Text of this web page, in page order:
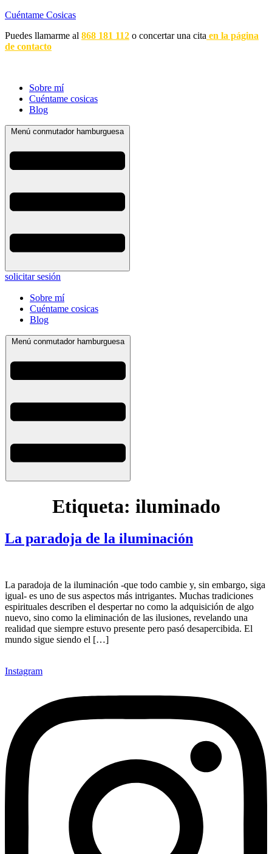
Cuéntame Cosicas
Puedes llamarme al 868 181 112 o concertar una cita en la página
de contacto
Sobre mí
Cuéntame cosicas
Blog
Menú conmutador hamburguesa
solicitar sesión
Sobre mí
Cuéntame cosicas
Blog
Menú conmutador hamburguesa
Etiqueta: iluminado
La paradoja de la iluminación
La paradoja de la iluminación -que todo cambie y, sin embargo, siga
igual- es uno de sus aspectos más intrigantes. Muchas tradiciones
espirituales describen el despertar no como la adquisición de algo
nuevo, sino como la eliminación de las ilusiones, revelando una
realidad que siempre estuvo presente pero pasó desapercibida. El
mundo sigue siendo el […]
Instagram